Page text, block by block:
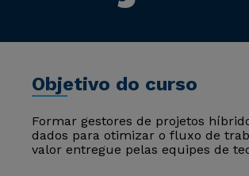
Objetivo do curso
Formar gestores de projetos
dados para otimizar o fluxo de
valor entregue pelas equipes de